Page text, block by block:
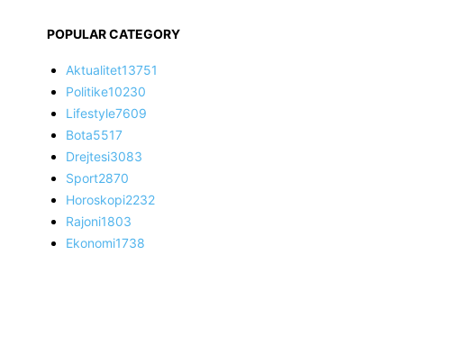
POPULAR CATEGORY
Aktualitet13751
Politike10230
Lifestyle7609
Bota5517
Drejtesi3083
Sport2870
Horoskopi2232
Rajoni1803
Ekonomi1738